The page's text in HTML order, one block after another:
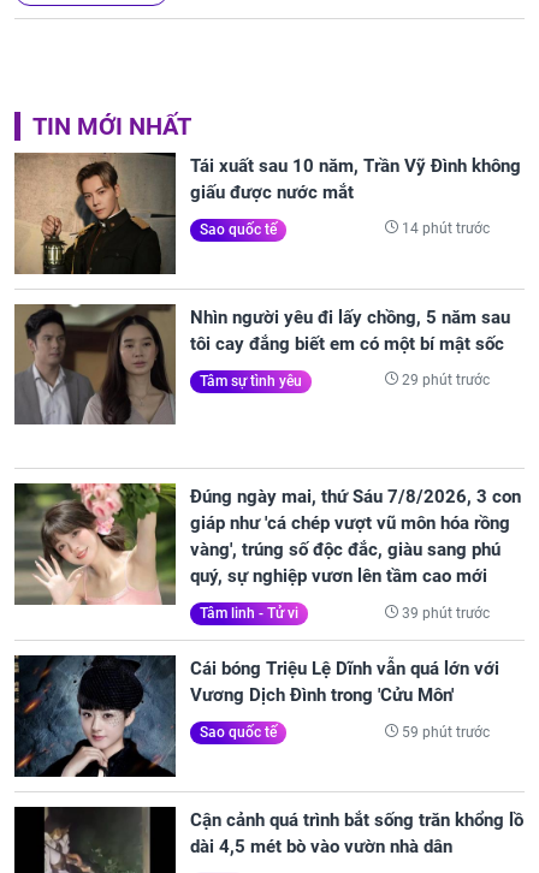
TIN MỚI NHẤT
Tái xuất sau 10 năm, Trần Vỹ Đình không
giấu được nước mắt
Sao quốc tế 14 phút trước
Nhìn người yêu đi lấy chồng, 5 năm sau
tôi cay đắng biết em có một bí mật sốc
Tâm sự tình yêu 29 phút trước
Đúng ngày mai, thứ Sáu 7/8/2026, 3 con
giáp như 'cá chép vượt vũ môn hóa rồng
vàng', trúng số độc đắc, giàu sang phú
quý, sự nghiệp vươn lên tầm cao mới
Tâm linh - Tử vi 39 phút trước
Cái bóng Triệu Lệ Dĩnh vẫn quá lớn với
Vương Dịch Đình trong 'Cửu Môn'
Sao quốc tế 59 phút trước
Cận cảnh quá trình bắt sống trăn khổng lồ
dài 4,5 mét bò vào vườn nhà dân